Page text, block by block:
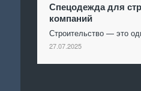
Спецодежда для
компаний
Строительство — это
27.07.2025